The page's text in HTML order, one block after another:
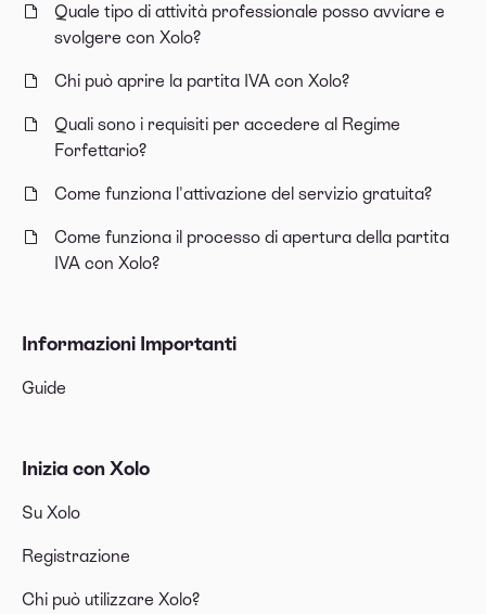
Quale tipo di attività professionale posso avviare e
svolgere con Xolo?
Chi può aprire la partita IVA con Xolo?
Quali sono i requisiti per accedere al Regime
Forfettario?
Come funziona l'attivazione del servizio gratuita?
Come funziona il processo di apertura della partita
IVA con Xolo?
Informazioni Importanti
Guide
Inizia con Xolo
Su Xolo
Registrazione
Chi può utilizzare Xolo?